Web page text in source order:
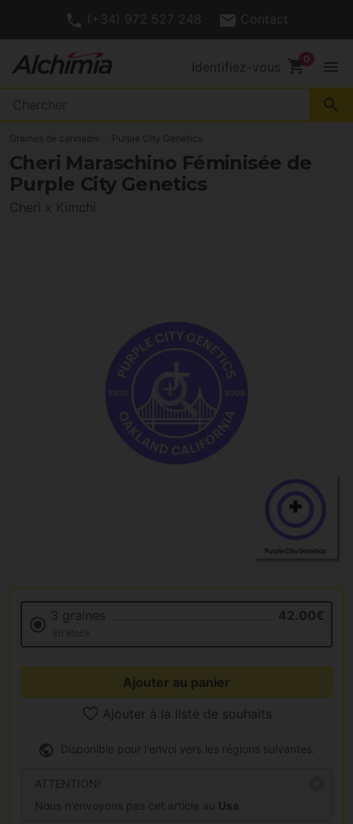
(+34) 972 527 248 Contact
Identifiez-vous shopping_cart menu
search
Graines de cannabis Purple City Genetics
Cheri Maraschino Féminisée de
Purple City Genetics
Cheri x Kimchi
3 graines 42.00€
En stock
Ajouter au panier
Ajouter à la liste de souhaits
Disponible pour l'envoi vers les régions suivantes.
ATTENTION!
Nous n'envoyons pas cet article au Usa